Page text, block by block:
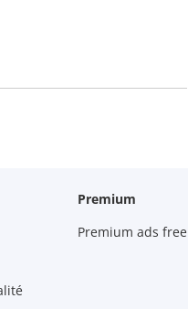
Premium
Premium ads free